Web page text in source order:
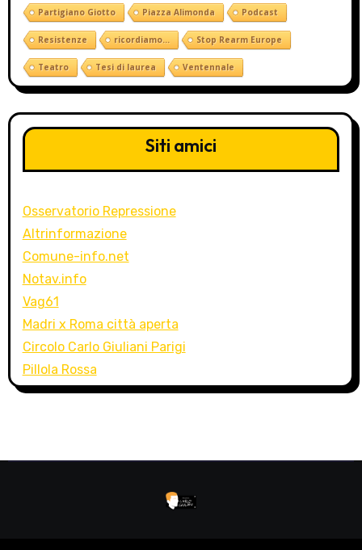
Partigiano Giotto Piazza Alimonda Podcast
Resistenze ricordiamo... Stop Rearm Europe
Teatro Tesi di laurea Ventennale
Siti amici
Osservatorio Repressione
Altrinformazione
Comune-info.net
Notav.info
Vag61
Madri x Roma città aperta
Circolo Carlo Giuliani Parigi
Pillola Rossa